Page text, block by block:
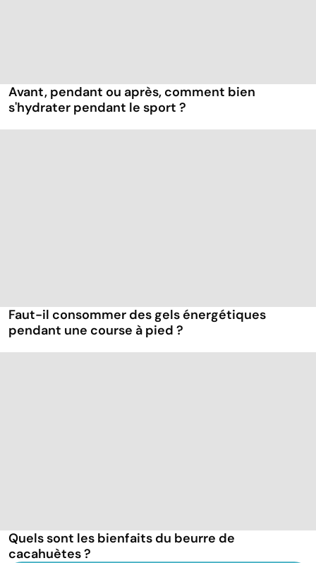
Avant, pendant ou après, comment bien
s'hydrater pendant le sport ?
Faut-il consommer des gels énergétiques
pendant une course à pied ?
Quels sont les bienfaits du beurre de
cacahuètes ?